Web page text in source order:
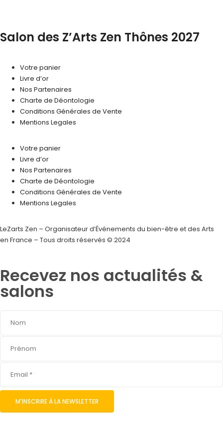
Salon des Z’Arts Zen Thônes 2027
Votre panier
Livre d’or
Nos Partenaires
Charte de Déontologie
Conditions Générales de Vente
Mentions Legales
Votre panier
Livre d’or
Nos Partenaires
Charte de Déontologie
Conditions Générales de Vente
Mentions Legales
LeZarts Zen – Organisateur d’Événements du bien-être et des Arts
en France – Tous droits réservés © 2024
Recevez nos actualités &
salons